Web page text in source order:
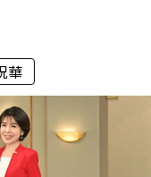
華